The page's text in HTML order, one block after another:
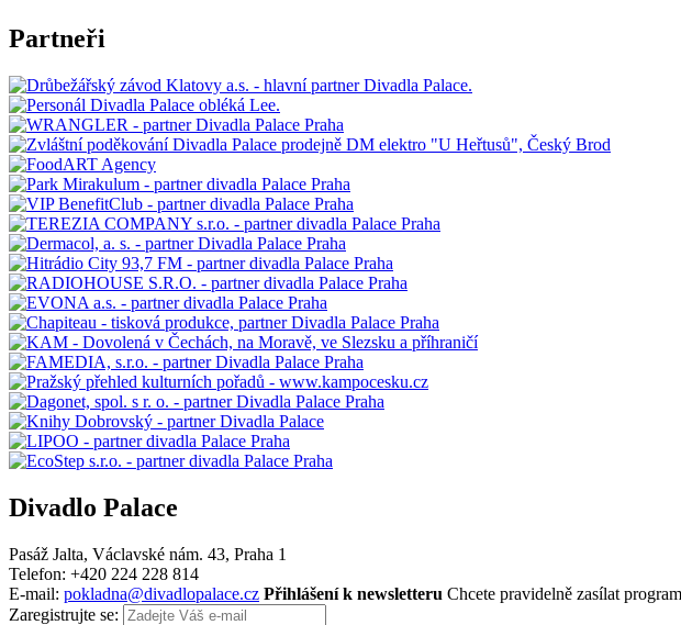
Partneři
Divadlo Palace
Pasáž Jalta, Václavské nám. 43, Praha 1
Telefon: +420 224 228 814
E-mail: pokladna@divadlopalace.cz Přihlášení k newsletteru Chcete pravidelně zasílat
Zaregistrujte se: